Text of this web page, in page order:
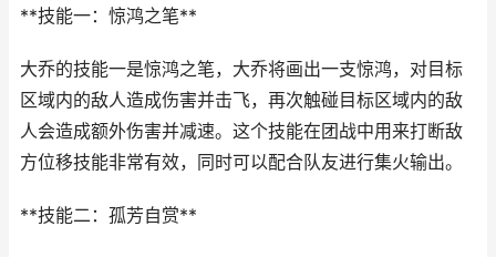
**技能一：惊鸿之笔**
大乔的技能一是惊鸿之笔，大乔将画出一支惊鸿，对目标
区域内的敌人造成伤害并击飞，再次触碰目标区域内的敌
人会造成额外伤害并减速。这个技能在团战中用来打断敌
方位移技能非常有效，同时可以配合队友进行集火输出。
**技能二：孤芳自赏**